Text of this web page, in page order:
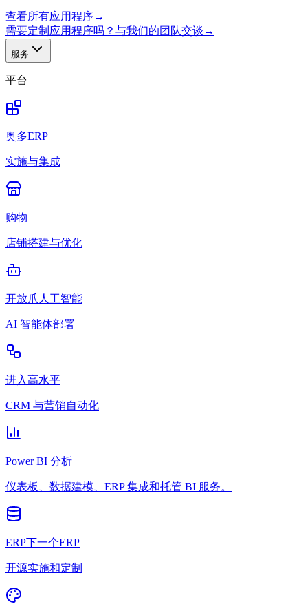
查看所有应用程序→
需要定制应用程序吗？与我们的团队交谈 →
服务
平台
奥多ERP
实施与集成
购物
店铺搭建与优化
开放爪人工智能
AI 智能体部署
进入高水平
CRM 与营销自动化
Power BI 分析
仪表板、数据建模、ERP 集成和托管 BI 服务。
ERP下一个ERP
开源实施和定制